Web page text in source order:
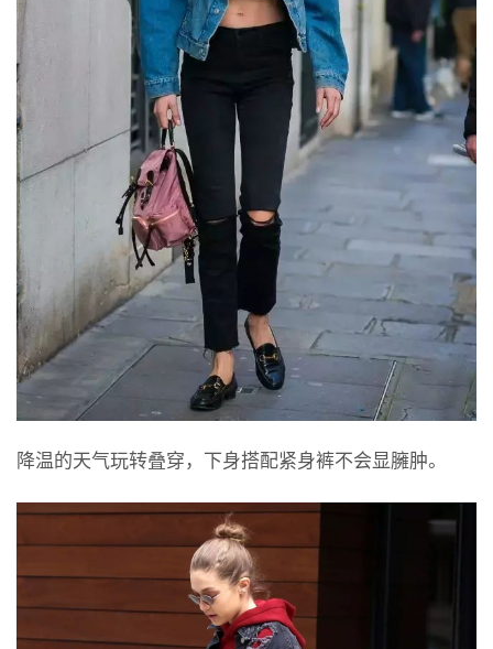
降温的天气玩转叠穿，下身搭配紧身裤不会显臃肿。